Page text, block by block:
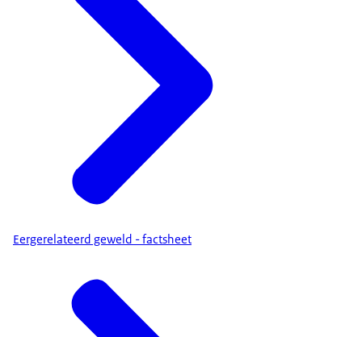
Eergerelateerd geweld - factsheet